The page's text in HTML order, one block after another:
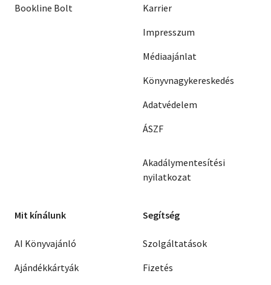
Bookline Bolt
Karrier
Impresszum
Médiaajánlat
Könyvnagykereskedés
Adatvédelem
ÁSZF
Akadálymentesítési
nyilatkozat
Mit kínálunk
AI Könyvajánló
Ajándékkártyák
Segítség
Szolgáltatások
Fizetés